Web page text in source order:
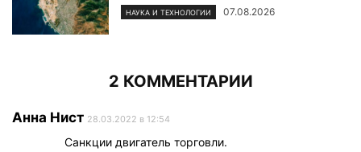
НАУКА И ТЕХНОЛОГИИ 07.08.2026
2 КОММЕНТАРИИ
Анна Нист 28.03.2022 в 12:54
Санкции двигатель торговли.